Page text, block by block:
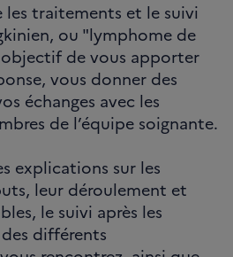
les traitements et le suivi
ou "lymphome de
de vous apporter
vous donner des
échanges avec les
de l’équipe soignante.
explications sur les
leur déroulement et
le suivi après les
différents